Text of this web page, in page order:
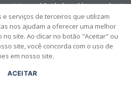
Interiores, Design e Arte de
Reservados.
projeto publicidade vídeo podcast
serviços de terceiros que utilizam
nos ajudam a oferecer uma melhor
site. Ao clicar no botão "Aceitar" ou
site, você concorda com o uso de
em nosso site.
ACEITAR